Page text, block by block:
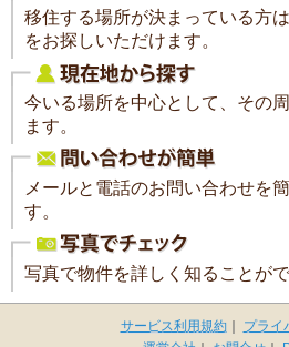
移住する場所が決まっている方
をお探しいただけます。
今いる場所を中心として、その
ます。
メールと電話のお問い合わせを
す。
写真で物件を詳しく知ることがで
サービス利用規約｜
プライ